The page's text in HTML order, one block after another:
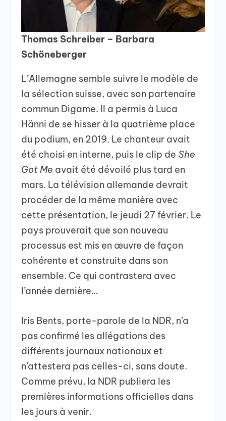
Thomas Schreiber – Barbara
Schöneberger
L’Allemagne semble suivre le modèle de
la sélection suisse, avec son partenaire
commun Digame. Il a permis à Luca
Hänni de se hisser à la quatrième place
du podium, en 2019. Le chanteur avait
été choisi en interne, puis le clip deShe
Got Me avait été dévoilé plus tard en
mars. La télévision allemande devrait
procéder de la même manière avec
cette présentation, le jeudi 27 février. Le
pays prouverait que son nouveau
processus est mis en œuvre de façon
cohérente et construite dans son
ensemble. Ce qui contrastera avec
l’année dernière…
Iris Bents, porte-parole de la NDR, n’a
pas confirmé les allégations des
différents journaux nationaux et
n’attestera pas celles-ci, sans doute.
Comme prévu, la NDR publiera les
premières informations officielles dans
les jours à venir.